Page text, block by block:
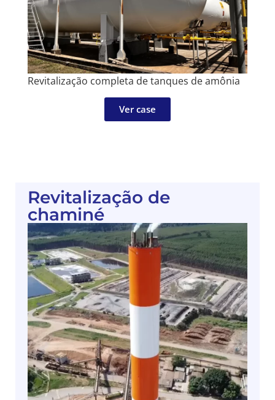
Revitalização completa de tanques de amônia
Ver case
Revitalização de
chaminé